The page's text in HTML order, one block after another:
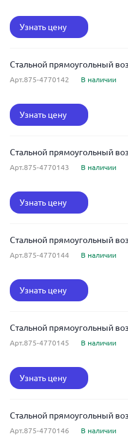
Узнать цену
Стальной прямоугольный
Арт.875-4770142 В наличии
Узнать цену
Стальной прямоугольный
Арт.875-4770143 В наличии
Узнать цену
Стальной прямоугольный
Арт.875-4770144 В наличии
Узнать цену
Стальной прямоугольный
Арт.875-4770145 В наличии
Узнать цену
Стальной прямоугольный
Арт.875-4770146 В наличии